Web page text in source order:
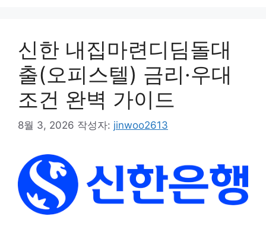
신한 내집마련디딤돌대
출(오피스텔) 금리·우대
조건 완벽 가이드
8월 3, 2026 작성자: jinwoo2613